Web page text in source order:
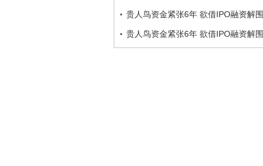
贵人鸟资金紧张6年 欲借IPO融资解围
贵人鸟资金紧张6年 欲借IPO融资解围